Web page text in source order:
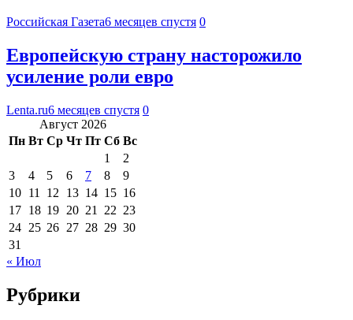
Российская Газета6 месяцев спустя 0
Европейскую страну насторожило
усиление роли евро
Lenta.ru6 месяцев спустя 0
Август 2026
Пн Вт Ср Чт Пт Сб Вс
1
2
3
4 5 6 7 8
9
10 11 12 13 14 15 16
17 18 19 20 21 22 23
24 25 26 27 28 29 30
31
« Июл
Рубрики